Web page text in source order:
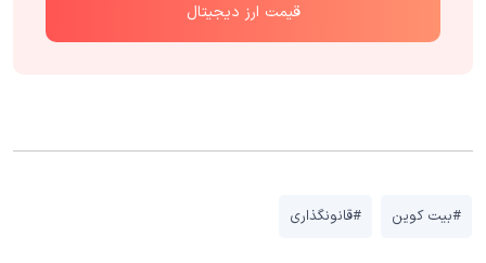
قیمت ارز دیجیتال
#بیت کوین #قانونگذاری